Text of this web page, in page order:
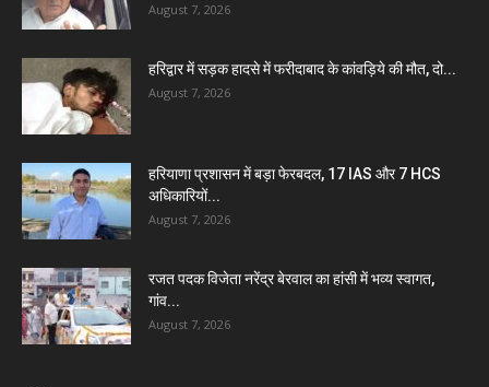
August 7, 2026
हरिद्वार में सड़क हादसे में फरीदाबाद के कांवड़िये की मौत, दो...
August 7, 2026
हरियाणा प्रशासन में बड़ा फेरबदल, 17 IAS और 7 HCS
अधिकारियों...
August 7, 2026
रजत पदक विजेता नरेंद्र बेरवाल का हांसी में भव्य स्वागत,
गांव...
August 7, 2026